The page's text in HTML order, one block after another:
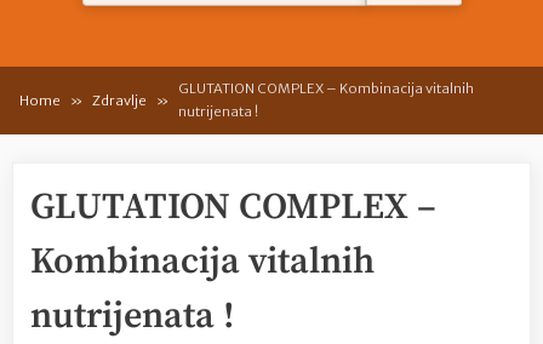
Home Zdravlje
GLUTATION COMPLEX – Kombinacija vitalnih
nutrijenata !
GLUTATION COMPLEX –
Kombinacija vitalnih
nutrijenata !